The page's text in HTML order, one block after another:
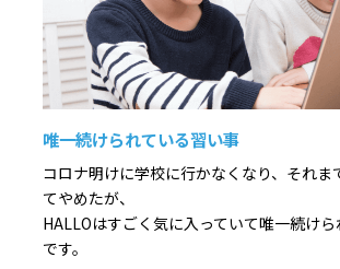
唯一続けられている習い事
コロナ明けに学校に行かなくなり、それま
てやめたが、
HALLOはすごく気に入っていて唯一続け
です。